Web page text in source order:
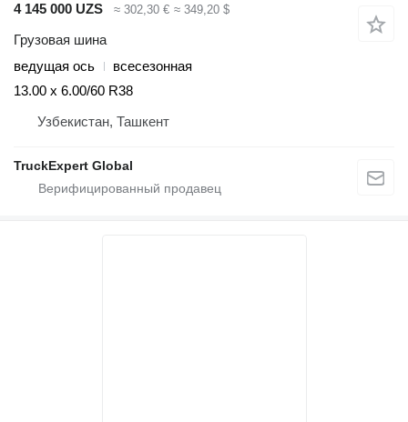
4 145 000 UZS
≈ 302,30 € ≈ 349,20 $
Грузовая шина
ведущая ось
всесезонная
13.00 x 6.00/60 R38
Узбекистан, Ташкент
TruckExpert Global